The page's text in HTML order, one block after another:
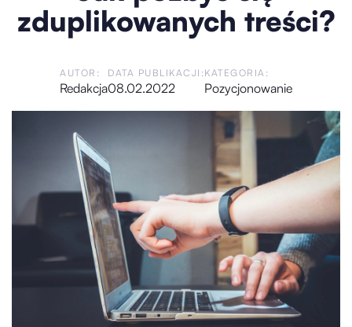
zduplikowanych treści?
AUTOR:
Redakcja
DATA PUBLIKACJI:
08.02.2022
KATEGORIA:
Pozycjonowanie